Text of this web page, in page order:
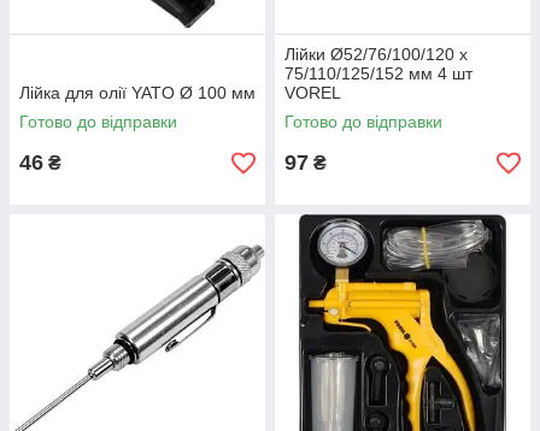
Лійка для олії YATO Ø 100 мм
Готово до відправки
46 ₴
Лійки Ø52/76/100/120 х
75/110/125/152 мм 4 шт
VOREL
Готово до відправки
97 ₴